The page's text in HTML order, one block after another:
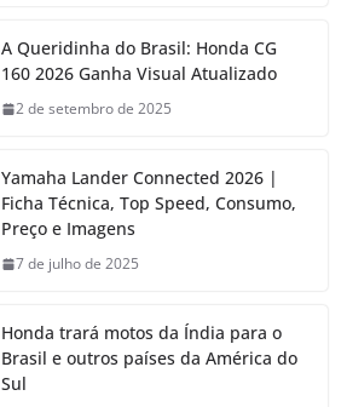
A Queridinha do Brasil: Honda CG
160 2026 Ganha Visual Atualizado
2 de setembro de 2025
Yamaha Lander Connected 2026 |
Ficha Técnica, Top Speed, Consumo,
Preço e Imagens
7 de julho de 2025
Honda trará motos da Índia para o
Brasil e outros países da América do
Sul